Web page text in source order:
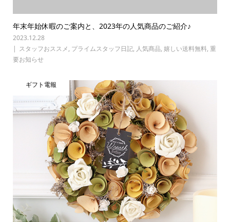
年末年始休暇のご案内と、2023年の人気商品のご紹介♪
2023.12.28
スタッフおススメ, プライムスタッフ日記, 人気商品, 嬉しい送料無料, 重
要お知らせ
ギフト電報